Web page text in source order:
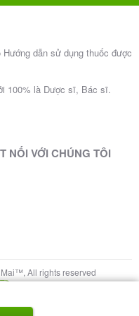
sau khi điều chỉnh
là phản ứng dị ứng,
ý kiến bác sĩ.
gan: Thận trọng khi
dẫn sử dụng thuốc được
100% là Dược sĩ, Bác sĩ.
NỐI VỚI CHÚNG TÔI
All rights reserved